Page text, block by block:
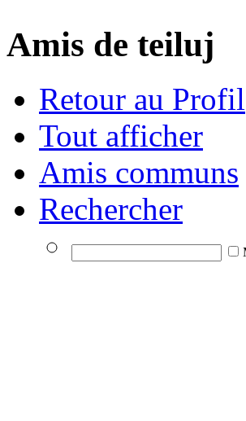
Amis de teiluj
Retour au Profil
Tout afficher
Amis communs
Rechercher